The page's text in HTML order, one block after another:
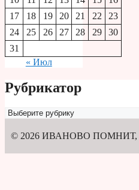
17
18 19 20 21 22
23
24
25 26 27 28 29
30
31
« Июл
Рубрикатор
Рубрикатор
© 2026 ИВАНОВО ПОМНИТ,